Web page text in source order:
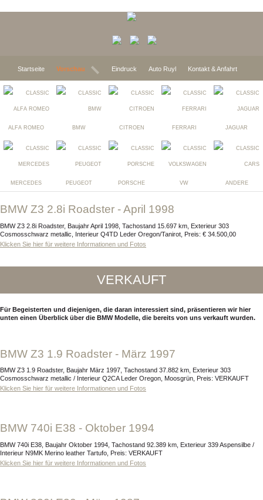
Startseite Vorschau Eindruck Auto Ruyl Kontakt & Anfahrt
ALFA ROMEO BMW CITROEN FERRARI JAGUAR
MERCEDES PEUGEOT PORSCHE VW ANDERE
BMW Z3 2.8i Roadster - April 1998
BMW Z3 2.8i Roadster, Baujahr April 1998, Tachostand 15.697 km, Exterieur 303
Cosmosschwarz metallic, Interieur Q4TD Leder Oregon/Tanirot, Preis: € 34.500,00
Klicken Sie hier für weitere Informationen und Fotos
VERKAUFT
Für Begeisterten und diejenigen, die daran interessiert sind, präsentieren wir hier
unten einen Überblick über die BMW Modelle, die bereits von uns verkauft wurden.
BMW Z3 1.9 Roadster - März 1997
BMW Z3 1.9 Roadster, Baujahr März 1997, Tachostand 37.882 km, Exterieur 303
Cosmosschwarz metallic / Interieur Q2CA Leder Oregon, Moosgrün, Preis: VERKAUFT
Klicken Sie hier für weitere Informationen und Fotos
BMW 740i E38 - Oktober 1994
BMW 740i E38, Baujahr Oktober 1994, Tachostand 92.389 km, Exterieur 339 Aspensilbe /
Interieur N9MK Merino leather Tartufo, Preis: VERKAUFT
Klicken Sie hier für weitere Informationen und Fotos